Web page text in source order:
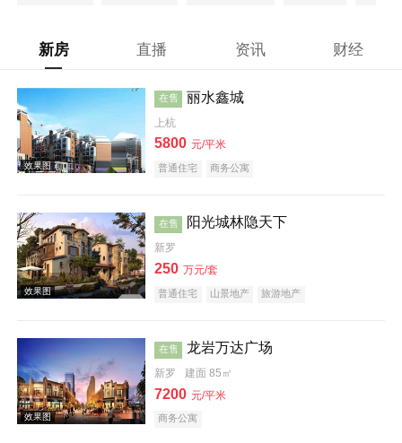
新房 直播 资讯 财经
效果图
在售 丽水鑫城
上杭
5800 元/平米
普通住宅 商务公寓
在售 阳光城林隐天下
新罗
250 万元/套
普通住宅 山景地产 旅游地产
在售 龙岩万达广场
新罗 建面 85㎡
7200 元/平米
商务公寓